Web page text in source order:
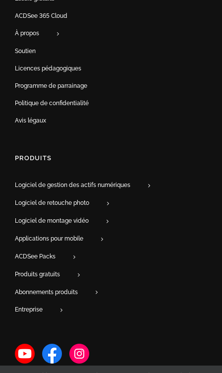
ACDSee 365 Cloud
À propos
Soutien
Licences pédagogiques
Programme de parrainage
Politique de confidentialité
Avis légaux
PRODUITS
Logiciel de gestion des actifs numériques
Logiciel de retouche photo
Logiciel de montage vidéo
Applications pour mobile
ACDSee Packs
Produits gratuits
Abonnements produits
Entreprise